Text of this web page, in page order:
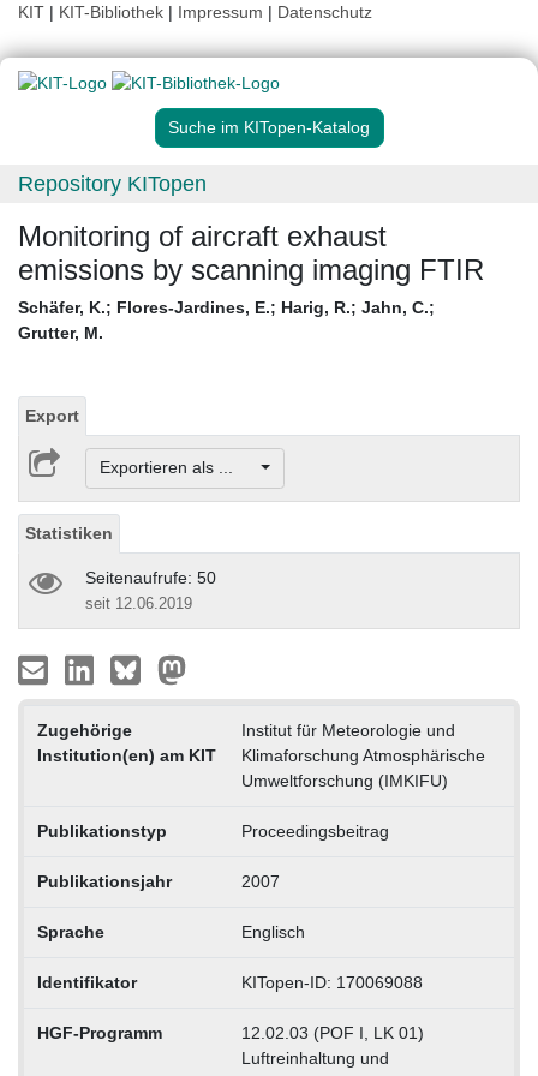
KIT | KIT-Bibliothek | Impressum | Datenschutz
Suche im KITopen-Katalog
Repository KITopen
Monitoring of aircraft exhaust
emissions by scanning imaging FTIR
Schäfer, K.; Flores-Jardines, E.; Harig, R.; Jahn, C.;
Grutter, M.
Export
Exportieren als ...
Statistiken
Seitenaufrufe: 50
seit 12.06.2019
Zugehörige
Institution(en) am KIT
Institut für Meteorologie und
Klimaforschung Atmosphärische
Umweltforschung (IMKIFU)
Publikationstyp Proceedingsbeitrag
Publikationsjahr 2007
Sprache Englisch
Identifikator KITopen-ID: 170069088
HGF-Programm
12.02.03 (POF I, LK 01)
Luftreinhaltung und